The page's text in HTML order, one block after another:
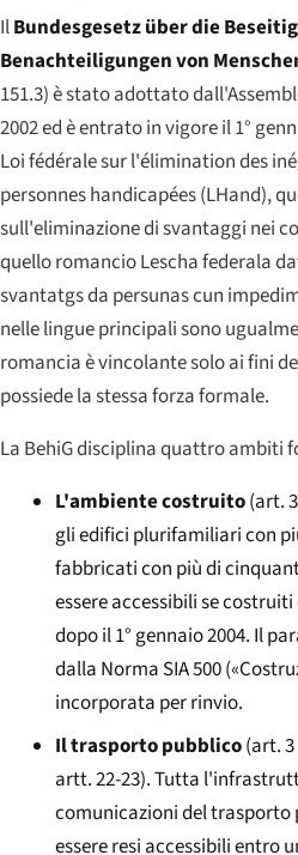
IlBundesgesetz über die
Benachteiligungen von
151.3) è stato adottato
2002 ed è entrato in vigore il 1°
Loi fédérale sur l'élimination des
personnes handicapées(LHand),
sull'eliminazione di svantaggi nei
quello romancioLescha federala
svantatgs da persunas cun
nelle lingue principali sono
romancia è vincolante solo ai fini
possiede la stessa forza formale.
La BehiG disciplina quattro ambiti
L'ambiente costruito(art.
gli edifici plurifamiliari con
fabbricati con più di
essere accessibili se
dopo il 1° gennaio 2004. Il
dalla Norma SIA 500
incorporata per rinvio.
Il trasporto pubblico(art.
artt. 22-23). Tutta
comunicazioni del trasporto
essere resi accessibili entro